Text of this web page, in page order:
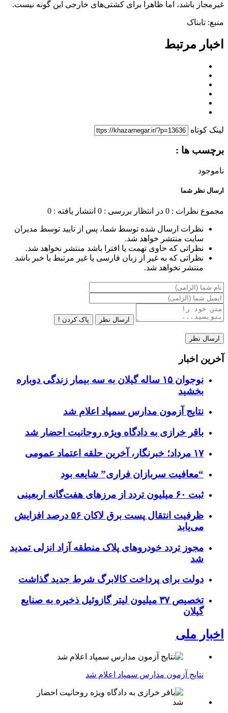
غیرمجاز باشد، اما ظاهرا برای کشتی‌های خارجی این گونه نیست.
منبع: تابناک
اخبار مرتبط
لینک کوتاه
برچسب ها :
ناموجود
ارسال نظر شما
مجموع نظرات : 0 در انتظار بررسی : 0 انتشار یافته : 0
نظرات ارسال شده توسط شما، پس از تایید توسط مدیران
سایت منتشر خواهد شد.
نظراتی که حاوی تهمت یا افترا باشد منتشر نخواهد شد.
نظراتی که به غیر از زبان فارسی یا غیر مرتبط با خبر باشد
منتشر نخواهد شد.
ارسال نظر پاک کردن !
آخرین اخبار
نوجوان ۱۵ ساله گیلان به سه بیمار زندگی دوباره
بخشید
نتایج آزمون مدارس سمپاد اعلام شد
باقر خرازی به دادگاه ویژه روحانیت احضار شد
۱۷ مرداد؛ خبرنگار، آخرین حلقه اعتماد عمومی
“معافیت سربازان فراری” شایعه بود
ثبت ۶۰ میلیون تردد از مرزهای هفت‌گانه اربعینی
ظرفیت انتقال پست برق لاکان ۵۶ درصد افزایش
می‌یابد
مجوز تردد خودروهای پلاک منطقه آزاد انزلی تمدید
شد
دولت برای پرداخت کالابرگ شرط جدید گذاشت
تخصیص ۳۷ میلیون لیتر گازوئیل ذخیره به صنایع
گیلان
اخبار ملی
نتایج آزمون مدارس سمپاد اعلام شد